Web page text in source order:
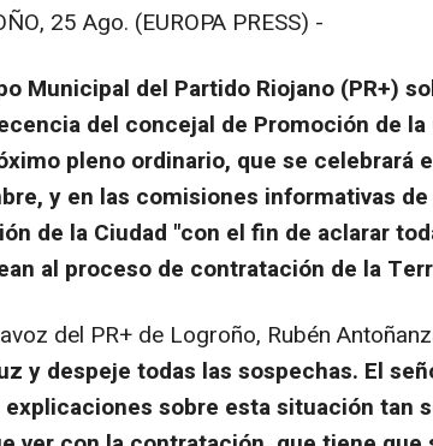
25 Ago. (EUROPA PRESS) -
Municipal del Partido Riojano (PR+)
del concejal de Promoción de la
pleno ordinario, que se celebrará
y en las comisiones informativas
de la Ciudad "con el fin de aclarar
al proceso de contratación de la
del PR+ de Logroño, Rubén
y despeje todas las sospechas. El
sobre esta situación tan